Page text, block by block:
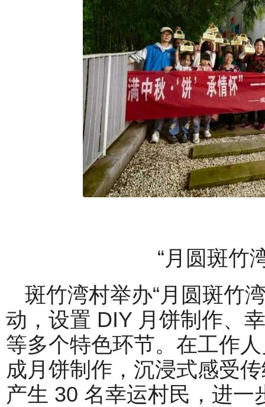
“月圆斑竹
斑竹湾村举办“月圆斑竹
动，设置 DIY 月饼制作、
等多个特色环节。在工作
成月饼制作，沉浸式感受
产生 30 名幸运村民，进